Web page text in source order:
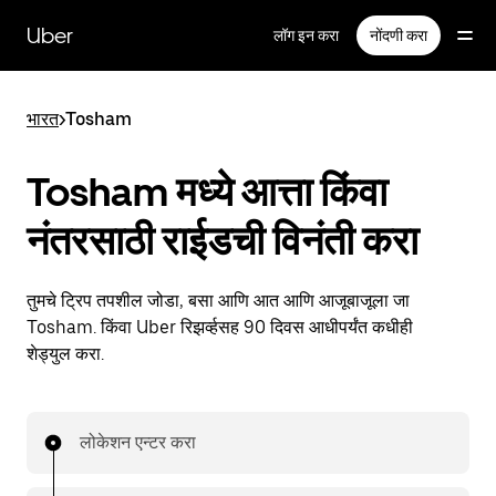
सामग्रीवरUber लॉग इन करा नोंदणी करा
भारत>Tosham
Tosham मध्ये आत्ता किंवा
नंतरसाठी राईडची विनंती करा
तुमचे ट्रिप तपशील जोडा, बसा आणि आत आणि आजूबाजूला जा
Tosham. किंवा Uber रिझर्व्हसह 90 दिवस आधीपर्यंत कधीही
शेड्युल करा.
लोकेशन एन्टर करा